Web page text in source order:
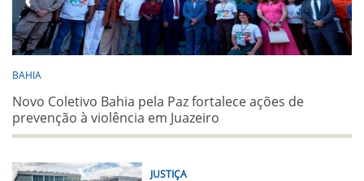
BAHIA
Novo Coletivo Bahia pela Paz fortalece ações de
prevenção à violência em Juazeiro
JUSTIÇA